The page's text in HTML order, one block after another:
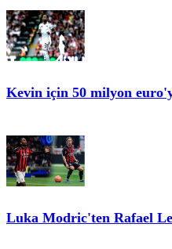
Kevin için 50 milyon
Luka Modric'ten Rafael